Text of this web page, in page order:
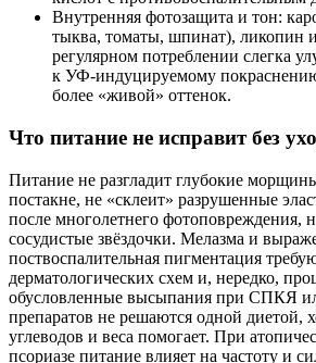
Внутренняя фотозащита и тон:
тыква, томаты, шпинат), ликопин
регулярном потреблении слегка
к УФ‑индуцируемому
более «живой» оттенок.
Что питание не исправит без
Питание не разгладит глубокие
постакне, не «склеит» разрушенные
после многолетнего фотоповреждения,
сосудистые звёздочки. Мелазма и
поствоспалительная пигментация
дерматологических схем и, нередко,
обусловленные высыпания при СПКЯ
препаратов не решаются одной диетой,
углеводов и веса помогает. При
псориазе питание влияет на частоту и